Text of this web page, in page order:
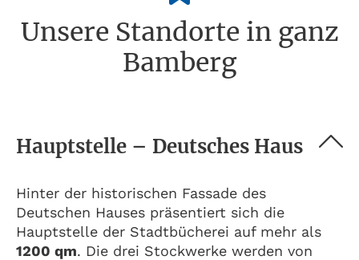
Unsere Standorte in ganz
Bamberg
Hauptstelle – Deutsches Haus
Hinter der historischen Fassade des
Deutschen Hauses präsentiert sich die
Hauptstelle der Stadtbücherei auf mehr als
1200 qm. Die drei Stockwerke werden von